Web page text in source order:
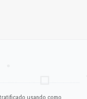
usando como